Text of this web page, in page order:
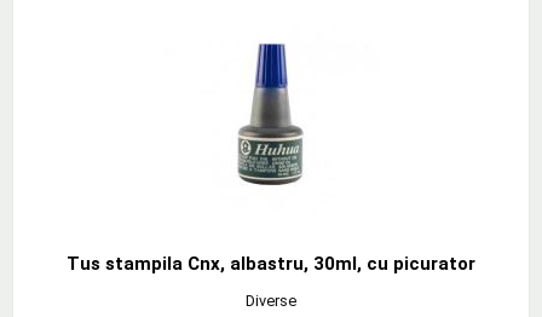
Tus stampila Cnx, albastru, 30ml, cu picurator
Diverse